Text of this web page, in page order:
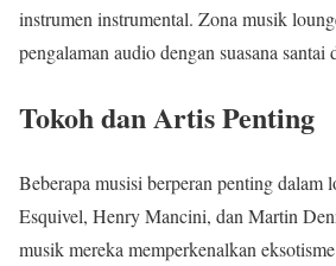
instrumen instrumental. Zona musik
pengalaman audio dengan suasana santai
Tokoh dan Artis Penting
Beberapa musisi berperan penting dalam
Esquivel, Henry Mancini, dan Martin
musik mereka memperkenalkan